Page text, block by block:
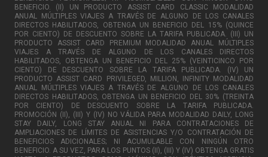
BENEFICIO. (II) UN PRODUCTO ASSIST CARD CLASSIC MODALIDAD
ANUAL MÚLTIPLES VIAJES A TRAVÉS DE ALGUNO DE LOS CANALES
DIRECTOS HABILITADOS, OBTENGA UN BENEFICIO DEL 15% (QUINCE
POR CIENTO) DE DESCUENTO SOBRE LA TARIFA PUBLICADA. (III) UN
PRODUCTO ASSIST CARD PREMIUM MODALIDAD ANUAL MÚLTIPLES
VIAJES A TRAVÉS DE ALGUNO DE LOS CANALES DIRECTOS
HABILITADOS, OBTENGA UN BENEFICIO DEL 25% (VEINTICINCO POR
CIENTO) DE DESCUENTO SOBRE LA TARIFA PUBLICADA. (IV) UN
PRODUCTO ASSIST CARD PRIVILEGED, MILLION, INFINITY MODALIDAD
ANUAL MÚLTIPLES VIAJES A TRAVÉS DE ALGUNO DE LOS CANALES
DIRECTOS HABILITADOS, OBTENGA UN BENEFICIO DEL 30% (TREINTA
POR CIENTO) DE DESCUENTO SOBRE LA TARIFA PUBLICADA.
PROMOCIÓN (II), (III) Y (IV) NO VÁLIDA PARA MODALIDAD DAILY, LONG
STAY DAILY, LONG STAY ANUAL NI PARA CONTRATACIONES DE
AMPLIACIONES DE LÍMITES DE ASISTENCIAS Y/O CONTRATACIÓN DE
BENEFICIOS ADICIONALES; NI ACUMULABLE CON NINGÚN OTRO
BENEFICIO. A SU VEZ, PARA LOS PUNTOS (II), (III) Y (IV) OBTENGA GRATIS